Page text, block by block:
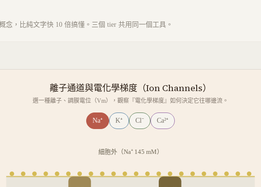
念，比純文字快 10 倍搞懂。三個 tier 共用同一個工具。
離子通道與電化學梯度（Ion Channels）
選一種離子、調膜電位（Vm），觀察『電化學梯度』如何決定它往哪邊流。
Na⁺ K⁺ Cl⁻ Ca²⁺
細胞外（Na⁺ 145 mM）